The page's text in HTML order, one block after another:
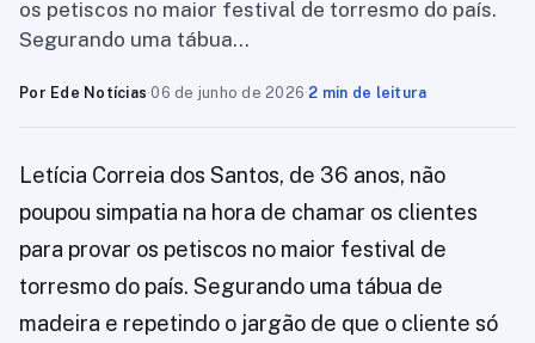
os petiscos no maior festival de torresmo do país.
Segurando uma tábua…
Por Ede Notícias·06 de junho de 2026·2 min de leitura
Letícia Correia dos Santos, de 36 anos, não
poupou simpatia na hora de chamar os clientes
para provar os petiscos no maior festival de
torresmo do país. Segurando uma tábua de
madeira e repetindo o jargão de que o cliente só